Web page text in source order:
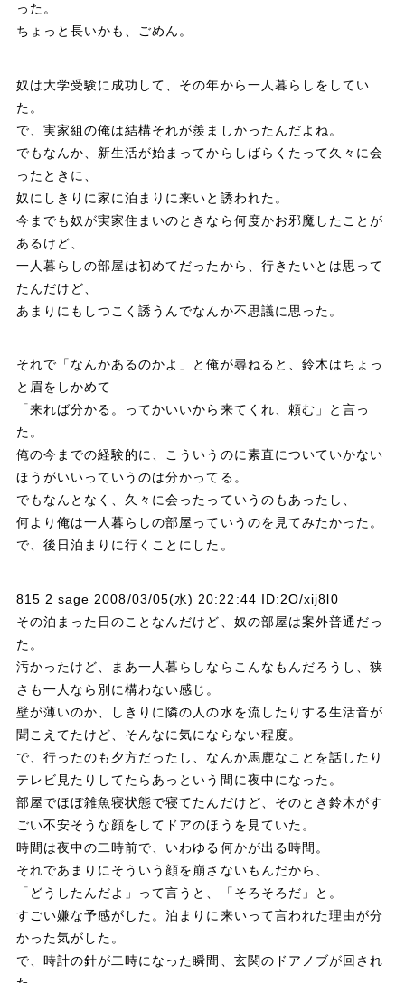
o
a
った。
ちょっと長いかも、ごめん。
奴は大学受験に成功して、その年から一人暮らしをしてい
た。
で、実家組の俺は結構それが羨ましかったんだよね。
でもなんか、新生活が始まってからしばらくたって久々に会
ったときに、
奴にしきりに家に泊まりに来いと誘われた。
今までも奴が実家住まいのときなら何度かお邪魔したことが
あるけど、
一人暮らしの部屋は初めてだったから、行きたいとは思って
たんだけど、
あまりにもしつこく誘うんでなんか不思議に思った。
それで「なんかあるのかよ」と俺が尋ねると、鈴木はちょっ
と眉をしかめて
「来れば分かる。ってかいいから来てくれ、頼む」と言っ
た。
俺の今までの経験的に、こういうのに素直についていかない
ほうがいいっていうのは分かってる。
でもなんとなく、久々に会ったっていうのもあったし、
何より俺は一人暮らしの部屋っていうのを見てみたかった。
で、後日泊まりに行くことにした。
815 2 sage 2008/03/05(水) 20:22:44 ID:2O/xij8l0
その泊まった日のことなんだけど、奴の部屋は案外普通だっ
た。
汚かったけど、まあ一人暮らしならこんなもんだろうし、狭
さも一人なら別に構わない感じ。
壁が薄いのか、しきりに隣の人の水を流したりする生活音が
聞こえてたけど、そんなに気にならない程度。
で、行ったのも夕方だったし、なんか馬鹿なことを話したり
テレビ見たりしてたらあっという間に夜中になった。
部屋でほぼ雑魚寝状態で寝てたんだけど、そのとき鈴木がす
ごい不安そうな顔をしてドアのほうを見ていた。
時間は夜中の二時前で、いわゆる何かが出る時間。
それであまりにそういう顔を崩さないもんだから、
「どうしたんだよ」って言うと、「そろそろだ」と。
すごい嫌な予感がした。泊まりに来いって言われた理由が分
かった気がした。
で、時計の針が二時になった瞬間、玄関のドアノブが回され